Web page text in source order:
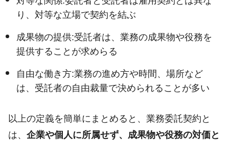
り、対等な立場で契約を結ぶ
成果物の提供:受託者は、業務の成果物や役務を
提供することが求めらる
自由な働き方:業務の進め方や時間、場所など
は、受託者の自由裁量で決められることが多い
以上の定義を簡単にまとめると、業務委託契約と
は、 企業や個人に所属せず、成果物や役務の対価と